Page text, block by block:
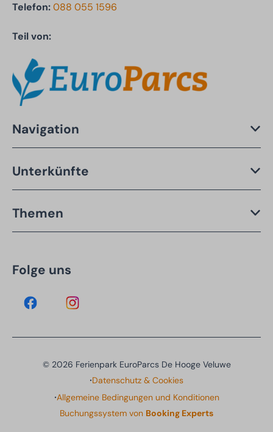
Telefon:088 055 1596
Teil von:
Navigation
Unterkünfte
Themen
Folge uns
© 2026 Ferienpark EuroParcs De Hooge Veluwe
·Datenschutz & Cookies
·Allgemeine Bedingungen und Konditionen
Buchungssystem von Booking Experts